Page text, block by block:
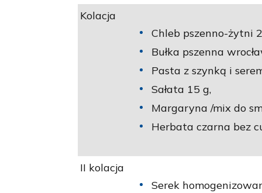
Kolacja
Chleb pszenno-żytni
Bułka pszenna
Pasta z szynką i
Sałata 15 g,
Margaryna /mix do
Herbata czarna bez
II kolacja
Serek